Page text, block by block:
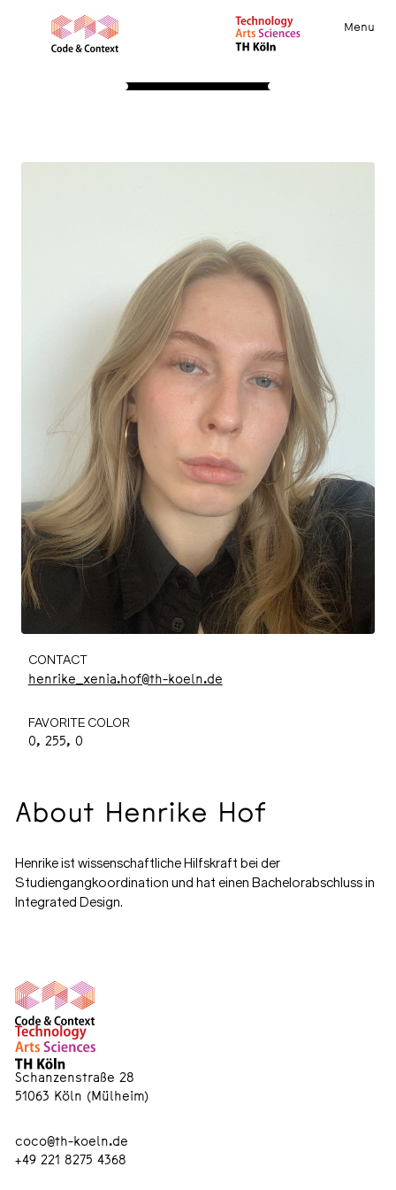
Menu
CONTACT
henrike_xenia.hof@th-koeln.de
FAVORITE COLOR
0, 255, 0
About Henrike Hof
Henrike ist wissenschaftliche Hilfskraft bei der
Studiengangkoordination und hat einen Bachelorabschluss in
Integrated Design.
Schanzenstraße 28
51063 Köln (Mülheim)
coco@th-koeln.de
+49 221 8275 4368